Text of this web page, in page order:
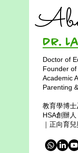
多少道理，而在於
見」了什麼。 如果我們希望孩子
成為有責任感、熱
麼最有效的方法
先把關係放在第
感與信任，他們
意模仿。 我們在日常生活中如何
待他人、如何保
默默記在心裡。
擇、每一個態度，
Dr.
Doctor of
Founder
Academic
Parenting
教育學博
HSA創辦
｜正向育